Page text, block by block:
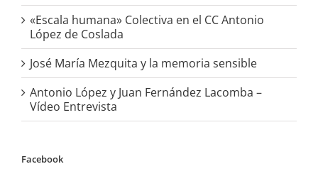
«Escala humana» Colectiva en el CC Antonio
López de Coslada
José María Mezquita y la memoria sensible
Antonio López y Juan Fernández Lacomba –
Vídeo Entrevista
Facebook